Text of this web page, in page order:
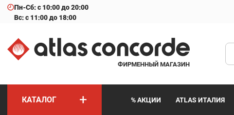
Пн-Сб: с 10:00 до 20:00
Вс: с 11:00 до 18:00
ФИРМЕННЫЙ МАГАЗИН
КАТАЛОГ + % АКЦИИ ATLAS ИТАЛИЯ